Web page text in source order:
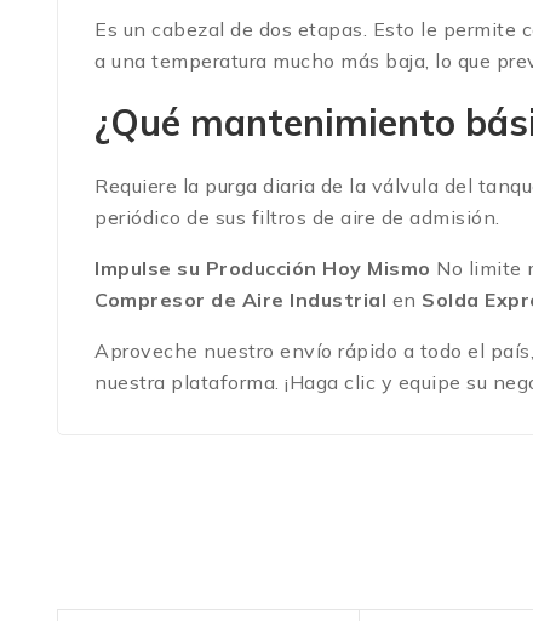
Es un cabezal de dos etapas. Esto le permite
a una temperatura mucho más baja, lo que
¿Qué mantenimiento
Requiere la purga diaria de la válvula del
periódico de sus filtros de aire de admisión.
Impulse su Producción Hoy Mismo No limite
Compresor de Aire Industrial en Solda
Aproveche nuestro envío rápido a todo el
nuestra plataforma. ¡Haga clic y equipe su